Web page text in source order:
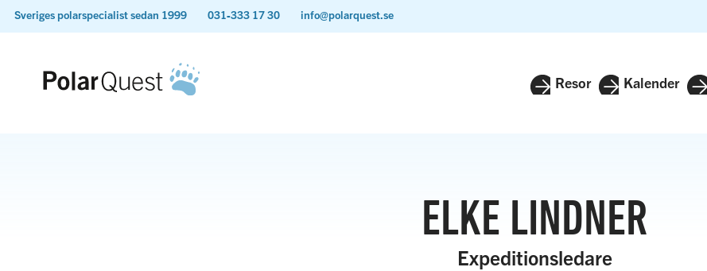
Sveriges polarspecialist sedan 1999 031-333 17 30 info@polarquest.se
Resor Kalender
ELKE LINDNER
Expeditionsledare